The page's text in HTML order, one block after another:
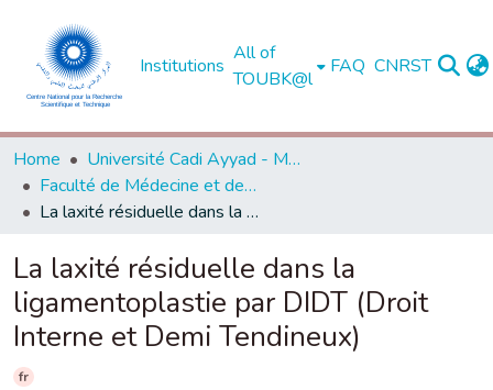
Institutions
All of
TOUBK@l
FAQ CNRST
Home
Université Cadi Ayyad - Marrakech
Faculté de Médecine et de Pharmacie - Marrakech
La laxité résiduelle dans la ligamentoplastie par DIDT (Droit Interne et Demi Tendineux)
La laxité résiduelle dans la
ligamentoplastie par DIDT (Droit
Interne et Demi Tendineux)
fr